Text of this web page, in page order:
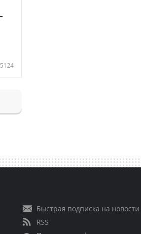
5124
Быстрая подписка на новости
RSS